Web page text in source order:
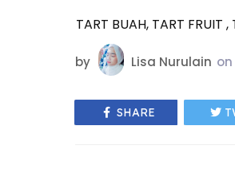
TART BUAH, TART FRUIT
by Lisa Nurulain on
SHARE